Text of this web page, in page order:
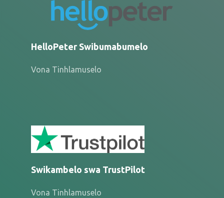
HelloPeter Swibumabumelo
Vona Tinhlamuselo
Swikambelo swa TrustPilot
Vona Tinhlamuselo